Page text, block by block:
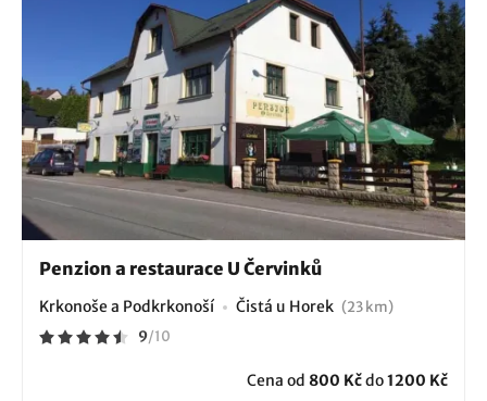
Penzion a restaurace U Červinků
Krkonoše a Podkrkonoší Čistá u Horek (23 km)
9/10
Cena od 800 Kčdo1200 Kč